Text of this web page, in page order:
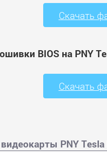
Скачать
BIOS на PNY
Скачать
PNY Tesla